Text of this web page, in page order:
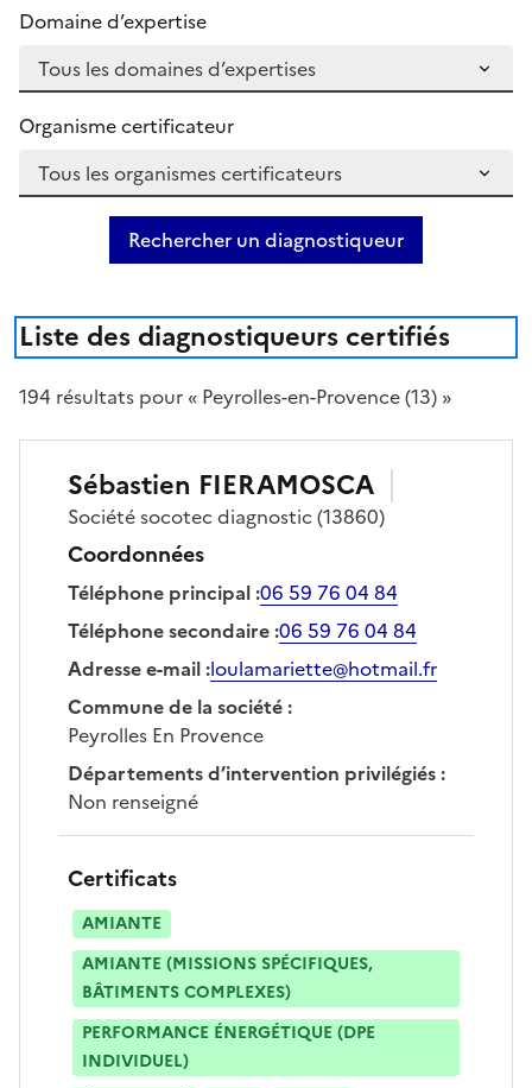
Domaine d’expertise
Organisme certificateur
Rechercher un diagnostiqueur
Liste des diagnostiqueurs certifiés
194 résultats pour « Peyrolles-en-Provence (13) »
Sébastien FIERAMOSCA
Sociétésocotec diagnostic(13860)
Coordonnées
Téléphone principal:06 59 76 04 84
Téléphone secondaire:06 59 76 04 84
Adresse e-mail:loulamariette@hotmail.fr
Commune de la société:
Peyrolles En Provence
Départements d’intervention privilégiés:
Non renseigné
Certificats
AMIANTE
AMIANTE (MISSIONS SPÉCIFIQUES,
BÂTIMENTS COMPLEXES)
PERFORMANCE ÉNERGÉTIQUE (DPE
INDIVIDUEL)